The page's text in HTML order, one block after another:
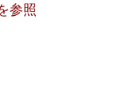
参照